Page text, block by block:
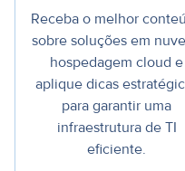
Receba o melhor
sobre soluções em
hospedagem cloud e
aplique dicas
para garantir uma
infraestrutura de TI
eficiente.